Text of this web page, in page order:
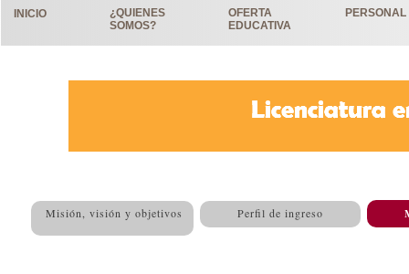
INICIO
¿QUIENES
SOMOS?
OFERTA
EDUCATIVA
PERSONAL
Misión, visión y objetivos Perfil de ingreso